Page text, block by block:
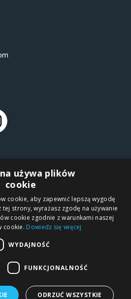
Copyright © 2012-2026
Sklep internetowy
iPICASSO.PL
Malowanie po
numerach – zbliż
się do świata sztuki!
używa plików
cookie
cookie, aby zapewnić lepszą wygodę
tej strony, wyrażasz zgodę na używanie
cookie zgodnie z warunkami naszej
cookie. Dowiedz się więcej
WYDAJNOŚĆ
FUNKCJONALNOŚĆ
ODRZUĆ WSZYSTKIE